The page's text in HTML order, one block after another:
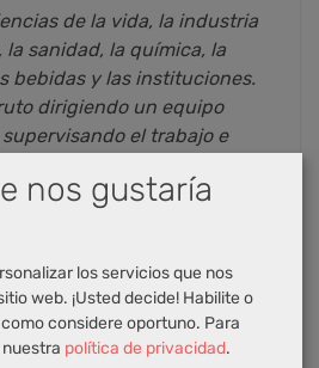
de la vida, la industria
sanidad, la química, la
bebidas y las instituciones.
dirigiendo un equipo
el trabajo e
siempre ayudando a
deAntonio Rodriguez
Campos
nos gustaría
los servicios que nos
web. ¡Usted decide! Habilite o
considere oportuno. Para
política de privacidad.